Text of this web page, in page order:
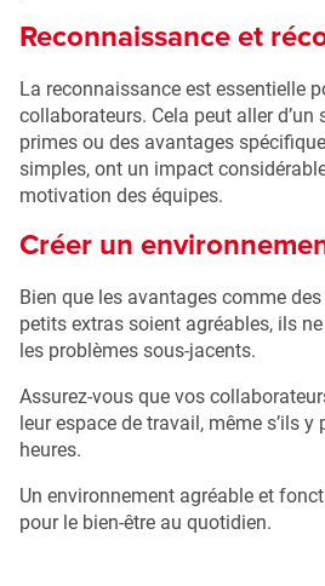
Reconnaissance et
La reconnaissance est essentielle
collaborateurs. Cela peut aller d’un
primes ou des avantages
simples, ont un impact
motivation des équipes.
Créer un
Bien que les avantages comme
petits extras soient agréables, ils
les problèmes sous-jacents.
Assurez-vous que vos
leur espace de travail, même s’ils
heures.
Un environnement agréable et
pour le bien-être au quotidien.